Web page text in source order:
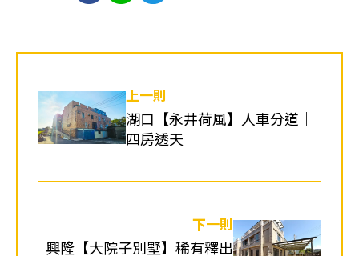
上一則
湖口【永井荷風】人車分道｜
四房透天
下一則
興隆【大院子別墅】稀有釋出